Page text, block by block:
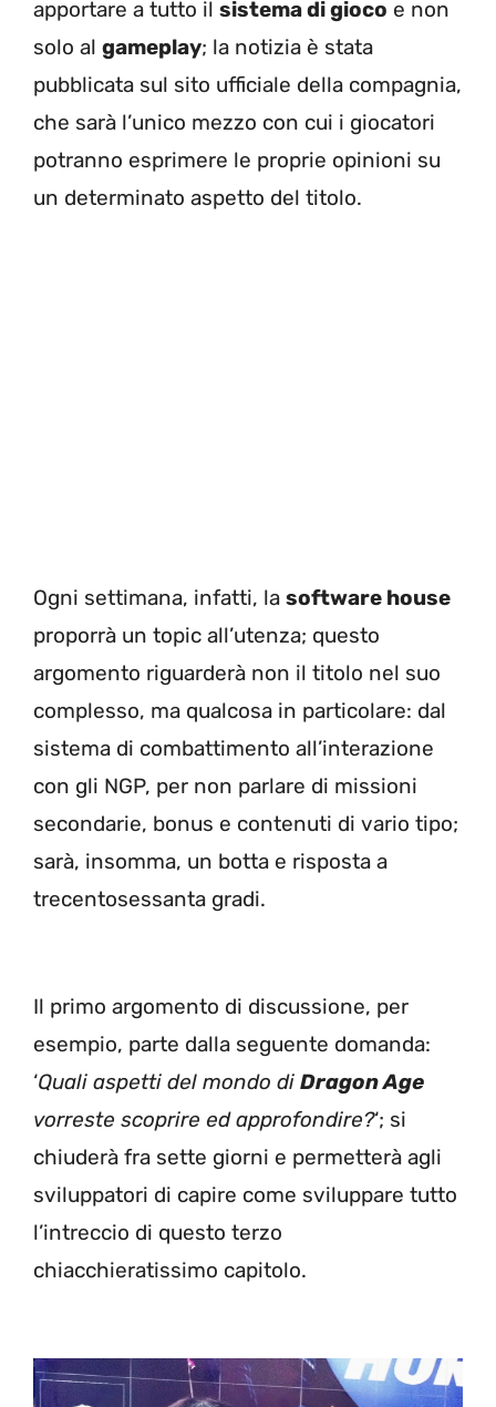
apportare a tutto il sistema di gioco e non
solo al gameplay; la notizia è stata
pubblicata sul sito ufficiale della compagnia,
che sarà l’unico mezzo con cui i giocatori
potranno esprimere le proprie opinioni su
un determinato aspetto del titolo.
Ogni settimana, infatti, la software house
proporrà un topic all’utenza; questo
argomento riguarderà non il titolo nel suo
complesso, ma qualcosa in particolare: dal
sistema di combattimento all’interazione
con gli NGP, per non parlare di missioni
secondarie, bonus e contenuti di vario tipo;
sarà, insomma, un botta e risposta a
trecentosessanta gradi.
Il primo argomento di discussione, per
esempio, parte dalla seguente domanda:
‘Quali aspetti del mondo di Dragon Age
vorreste scoprire ed approfondire?‘; si
chiuderà fra sette giorni e permetterà agli
sviluppatori di capire come sviluppare tutto
l’intreccio di questo terzo
chiacchieratissimo capitolo.